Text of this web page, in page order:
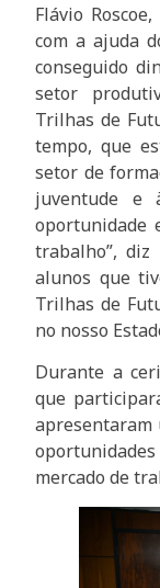
Flávio
com a ajuda
conseguido
setor
Trilhas de
tempo, que
setor de
juventude e
oportunidade
trabalho”, diz
alunos que
Trilhas de
no nosso
Durante a
que
apresentaram
mercado de